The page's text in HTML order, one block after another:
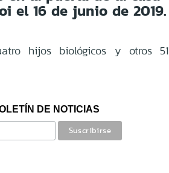
el 16 de junio de 2019.
hijos biológicos y otros 51
DE NOTICIAS